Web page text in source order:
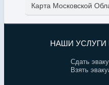
Карта Московской
НАШИ
Сдать
Взять